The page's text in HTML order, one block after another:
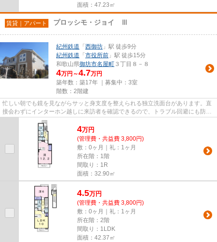
面積：47.23㎡
賃貸｜アパート プロッシモ・ジョイ Ⅲ
紀州鉄道 「 西御坊 」駅 徒歩9分
紀州鉄道 「 市役所前 」駅 徒歩15分
和歌山県御坊市名屋町 ３丁目８－８
4万円～4.7万円
築年数：築17年 ｜募集中： 3室
階数：2階建
忙しい朝でも鏡を見ながらサッと身支度を整えられる独立洗面台があります。直
接会わずにインターホン越しに来訪者を確認できるので、トラブル回避にも防犯
対策にも繋がります。設備も...
4万円
(管理費・共益費 3,800円)
敷：0ヶ月｜礼：1ヶ月
所在階：1階
間取り：1R
面積：32.90㎡
4.5万円
(管理費・共益費 3,800円)
敷：0ヶ月｜礼：1ヶ月
所在階：2階
間取り：1LDK
面積：42.37㎡